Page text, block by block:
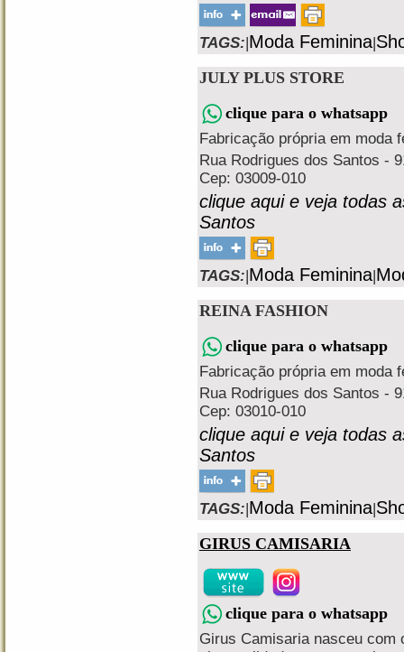
TAGS:|Moda Feminina|
JULY PLUS STORE
clique para o whatsapp
Fabricação própria em moda
Rua Rodrigues dos Santos -
Cep: 03009-010
clique aqui e veja todas
Santos
TAGS:|Moda Feminina|
REINA FASHION
clique para o whatsapp
Fabricação própria em moda
Rua Rodrigues dos Santos -
Cep: 03010-010
clique aqui e veja todas
Santos
TAGS:|Moda Feminina|
GIRUS CAMISARIA
clique para o whatsapp
Girus Camisaria nasceu com